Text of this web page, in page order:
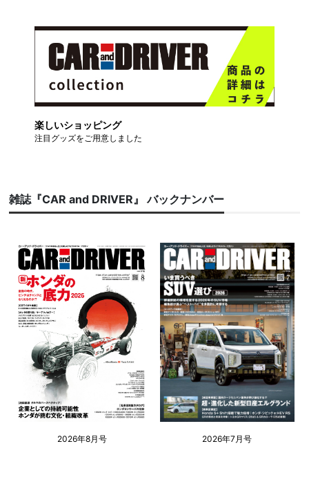
楽しいショッピング
注目グッズをご用意しました
雑誌『CAR and DRIVER』 バックナンバー
2026年8月号 2026年7月号